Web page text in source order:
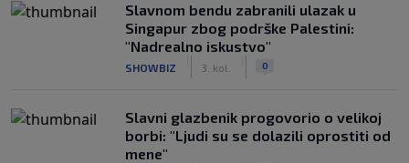
Slavnom bendu zabranili ulazak u
Singapur zbog podrške Palestini:
"Nadrealno iskustvo"
SHOWBIZ 3. kol. 0
Slavni glazbenik progovorio o velikoj
borbi: "Ljudi su se dolazili oprostiti od
mene"